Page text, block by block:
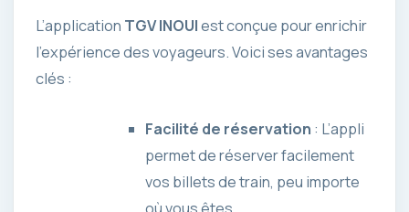
L’application TGV INOUIest conçue pour enrichir
l’expérience des voyageurs. Voici ses avantages
clés :
Facilité de réservation : L’appli
permet de réserver facilement
vos billets de train, peu importe